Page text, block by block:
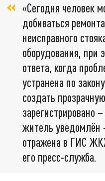
«Сегодня человек
добиваться
неисправного
оборудования, при
ответа, когда
устранена по
создать
зарегистрировано
житель уведомлён
отражена в ГИС
его пресс-служба.